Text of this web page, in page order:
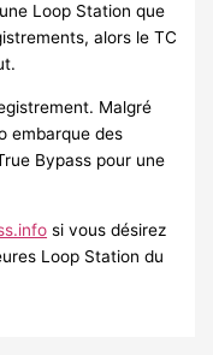
Loop Station que
alors le TC
Malgré
embarque des
Bypass pour une
si vous désirez
Loop Station du